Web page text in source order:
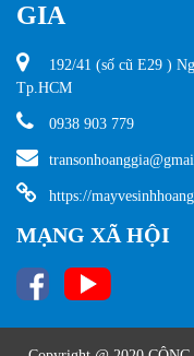
GIA
192/41 (số cũ E29 )
Tp.HCM
0938 903 779
https://
MẠNG XÃ HỘI